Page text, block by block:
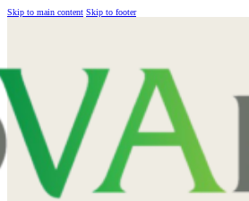
Skip to main content Skip to footer